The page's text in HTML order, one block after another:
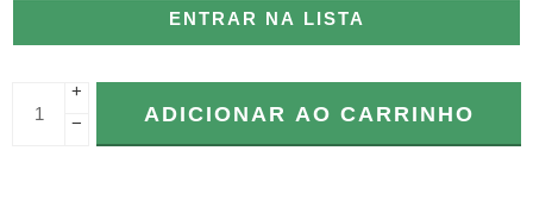
ENTRAR NA LISTA
+
−
ADICIONAR AO CARRINHO